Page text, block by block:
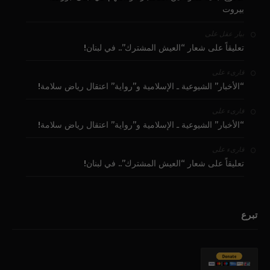
بيروت
بيار عقل على
تعليقاً على شعار “العيش المشترك”.. في لبنان!
قارىء على
“الأخبار” الشيوعية ـ الإسلامية و”رواية” اعتقال رياض سلامة!
قارىء على
“الأخبار” الشيوعية ـ الإسلامية و”رواية” اعتقال رياض سلامة!
قارىء على
تعليقاً على شعار “العيش المشترك”.. في لبنان!
تبرع